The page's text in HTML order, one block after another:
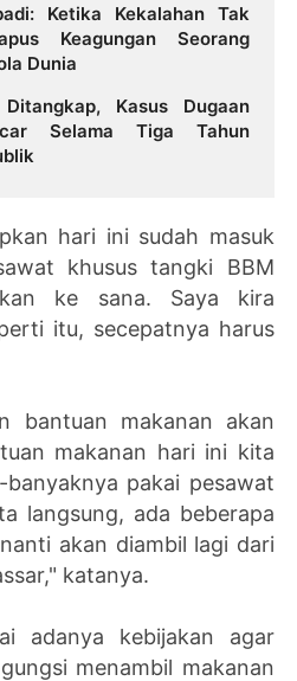
Ketika Kekalahan Tak
Keagungan Seorang
Dunia
Kasus Dugaan
Selama Tiga Tahun
hari ini sudah masuk
khusus tangki BBM
ke sana. Saya kira
itu, secepatnya harus
bantuan makanan akan
makanan hari ini kita
pakai pesawat
langsung, ada beberapa
akan diambil lagi dari
katanya.
adanya kebijakan agar
menambil makanan